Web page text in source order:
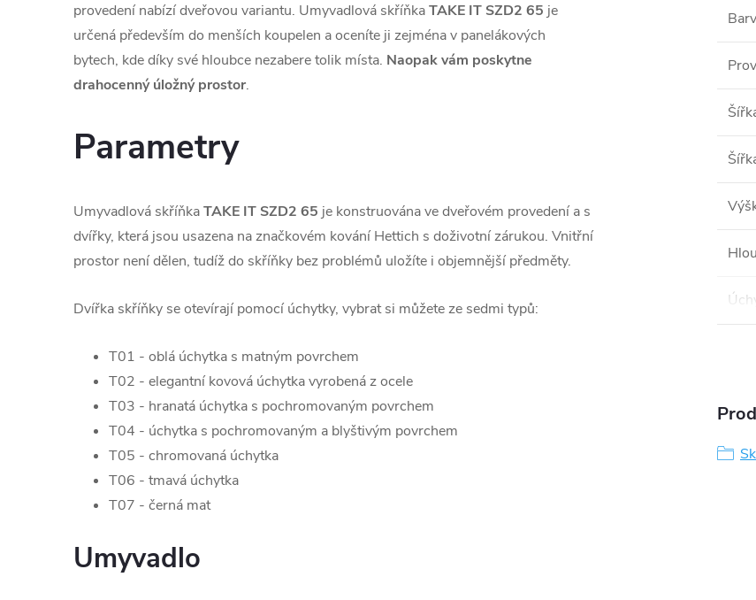
provedení nabízí dveřovou variantu. Umyvadlová skříňkaTAKE IT SZD2 65 je
určená především do menších koupelen a oceníte ji zejména v panelákových
bytech, kde díky své hloubce nezabere tolik místa. Naopak vám poskytne
drahocenný úložný prostor.
Parametry
Umyvadlová skříňkaTAKE IT SZD2 65 je konstruována ve dveřovém provedení a s
dvířky, která jsou usazena na značkovém kování Hettich s doživotní zárukou. Vnitřní
prostor není dělen, tudíž do skříňky bez problémů uložíte i objemnější předměty.
Dvířka skříňky se otevírají pomocí úchytky, vybrat si můžete ze sedmi typů:
T01 - oblá úchytka s matným povrchem
T02 - elegantní kovová úchytka vyrobená z ocele
T03 - hranatá úchytka s pochromovaným povrchem
T04 - úchytka s pochromovaným a blyštivým povrchem
T05 - chromovaná úchytka
T06 - tmavá úchytka
T07 - černá mat
Umyvadlo